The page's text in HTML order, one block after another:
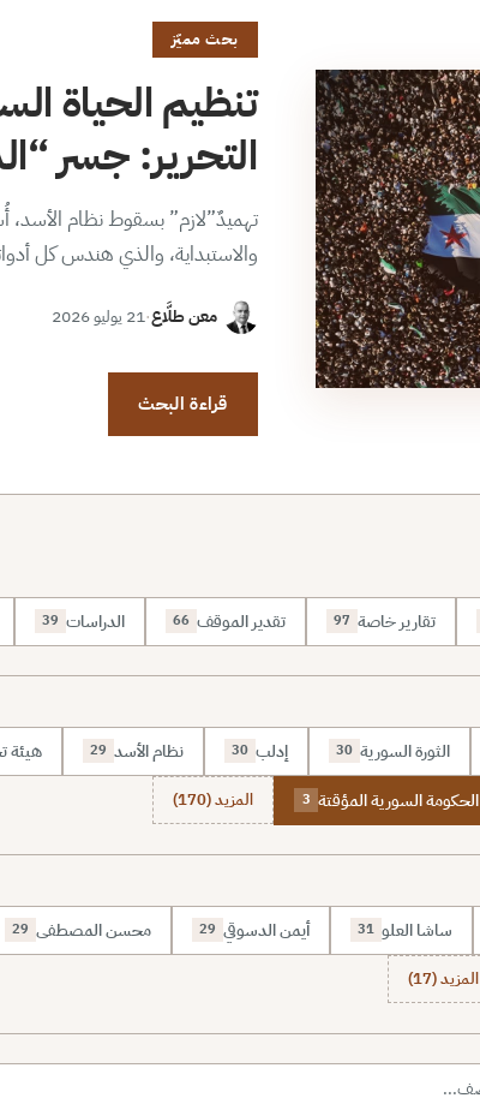
بحث مميّز
تنظيم الحياة
التحرير: جسر
تهميدٌ”لازم” بسقوط نظام الأسد،
والاستبداية، والذي هندس كل
معن طلَّاع·21 يوليو 2026
قراءة البحث
تقارير خاصة 97 تقدير الموقف 66 الدراسات 39
الثورة السورية 30 إدلب 30 نظام الأسد 29 هيئة
الحكومة السورية المؤقتة 3 المزيد (170)
ساشا العلو 31 أيمن الدسوقي 29 محسن المصطفى 29
المزيد (17)